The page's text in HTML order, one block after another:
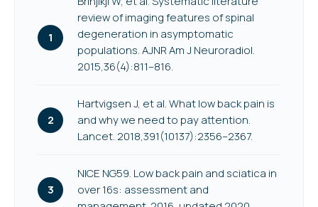
review of imaging features of spinal
degeneration in asymptomatic
populations. AJNR Am J Neuroradiol.
2015,36(4):811–816.
Hartvigsen J, et al. What low back pain is
and why we need to pay attention.
Lancet. 2018,391(10137):2356–2367.
NICE NG59. Low back pain and sciatica in
over 16s: assessment and